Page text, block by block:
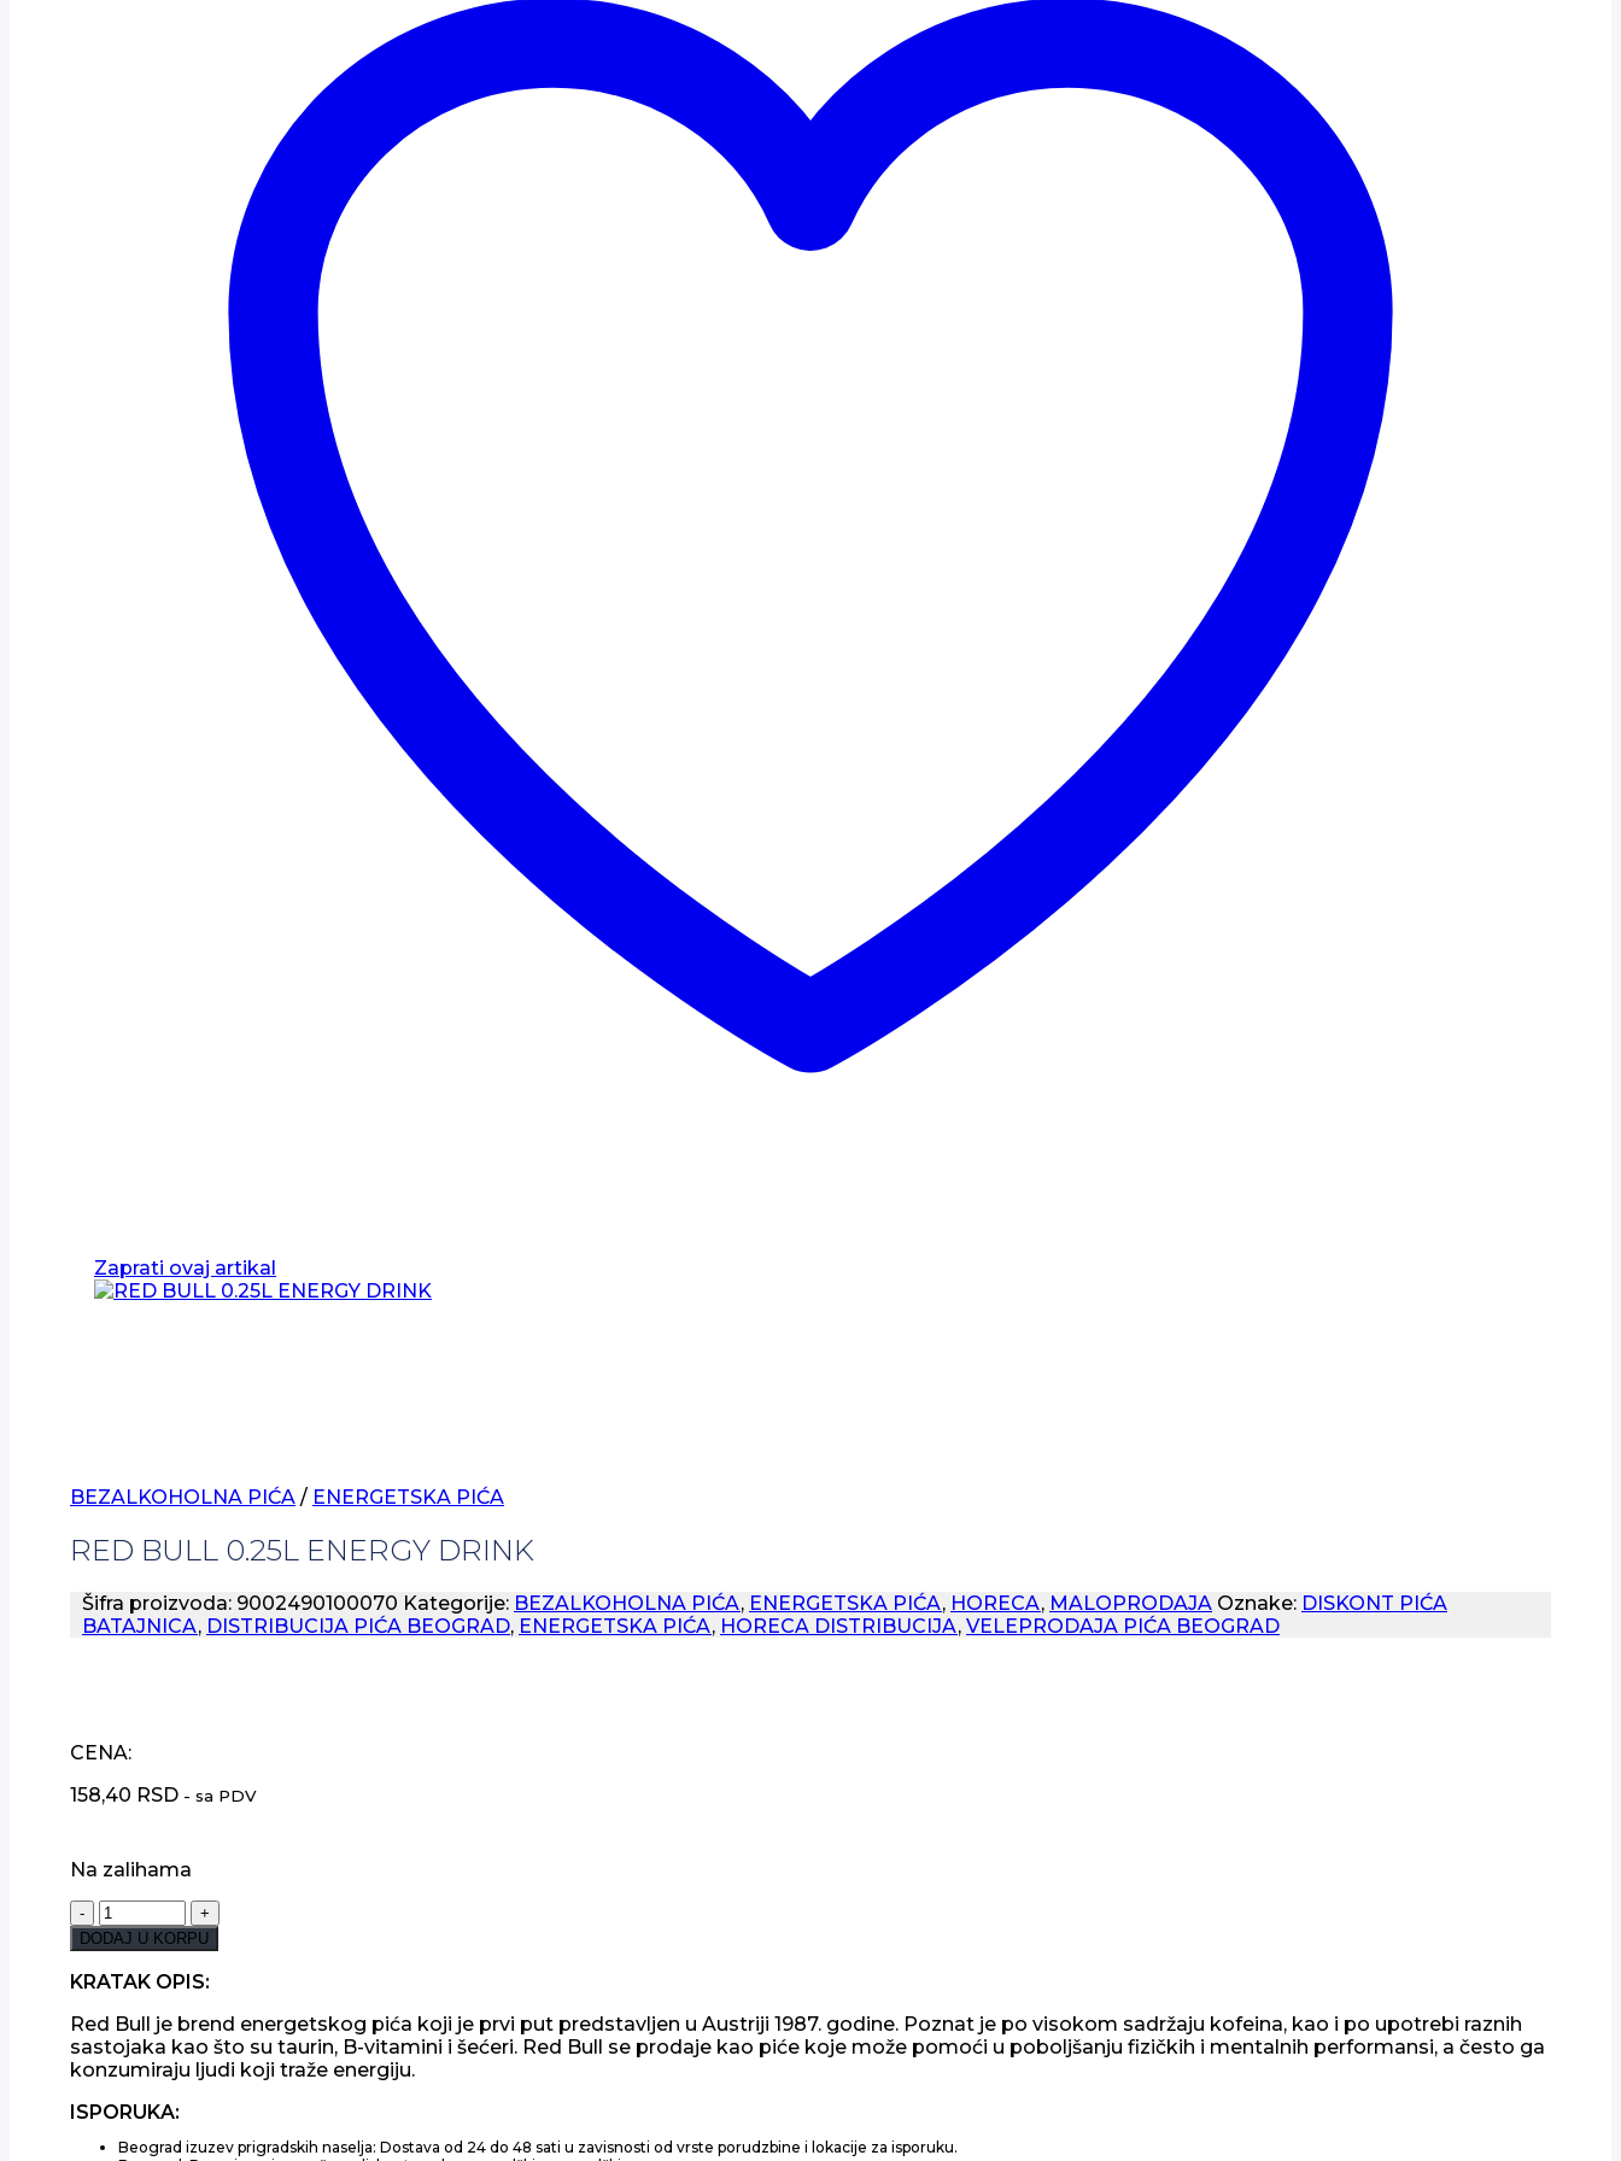
Zaprati ovaj artikal
BEZALKOHOLNA PIĆA / ENERGETSKA PIĆA
RED BULL 0.25L ENERGY DRINK
Šifra proizvoda: 9002490100070 Kategorije: BEZALKOHOLNA PIĆA, ENERGETSKA PIĆA, HORECA, MALOPRODAJA Oznake: DISKONT PIĆA
BATAJNICA, DISTRIBUCIJA PIĆA BEOGRAD, ENERGETSKA PIĆA, HORECA DISTRIBUCIJA, VELEPRODAJA PIĆA BEOGRAD
CENA:
158,40 RSD - sa PDV
Na zalihama
RED
BULL
0.25L
ENERGY
količina
DODAJ U KORPU
KRATAK OPIS:
Red Bull je brend energetskog pića koji je prvi put predstavljen u Austriji 1987. godine. Poznat je po visokom sadržaju kofeina, kao i po upotrebi raznih
sastojaka kao što su taurin, B-vitamini i šećeri. Red Bull se prodaje kao piće koje može pomoći u poboljšanju fizičkih i mentalnih performansi, a često ga
konzumiraju ljudi koji traže energiju.
ISPORUKA:
Beograd izuzev prigradskih naselja: Dostava od 24 do 48 sati u zavisnosti od vrste porudzbine i lokacije za isporuku.